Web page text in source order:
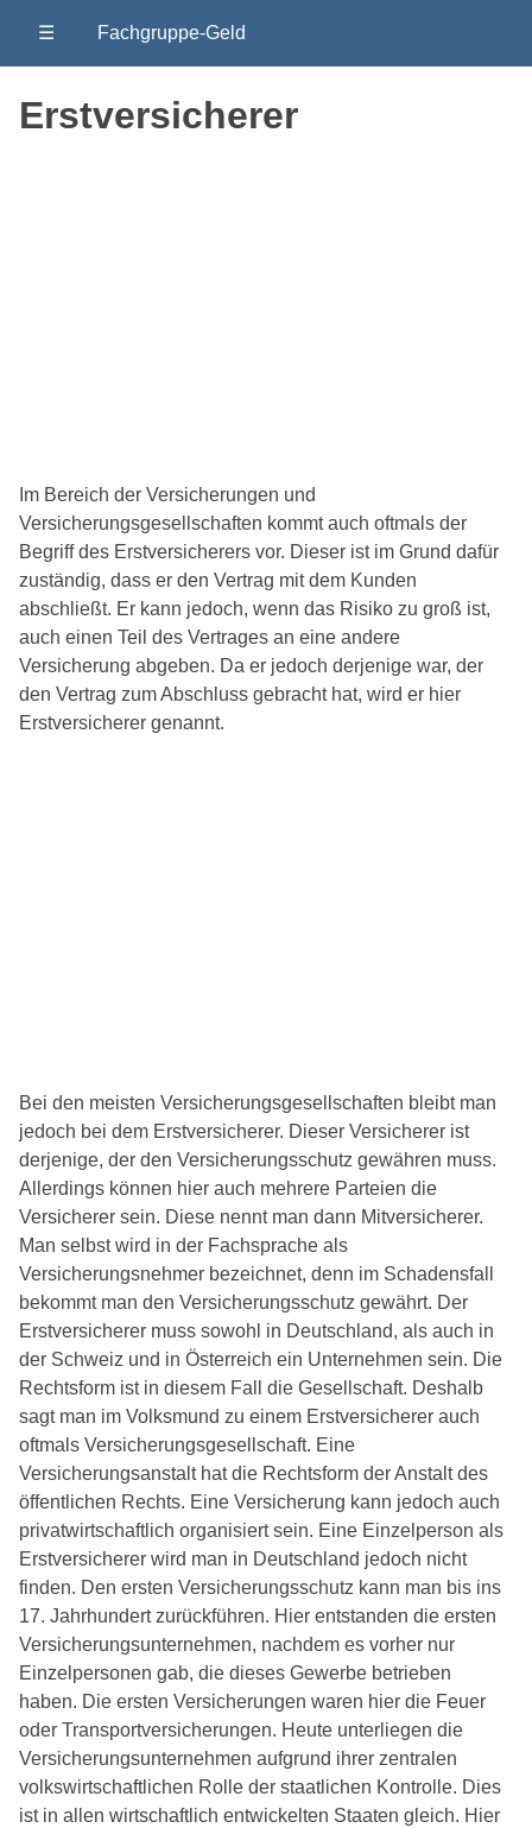
☰ Fachgruppe-Geld
Erstversicherer
Im Bereich der Versicherungen und
Versicherungsgesellschaften kommt auch oftmals der
Begriff des Erstversicherers vor. Dieser ist im Grund dafür
zuständig, dass er den Vertrag mit dem Kunden
abschließt. Er kann jedoch, wenn das Risiko zu groß ist,
auch einen Teil des Vertrages an eine andere
Versicherung abgeben. Da er jedoch derjenige war, der
den Vertrag zum Abschluss gebracht hat, wird er hier
Erstversicherer genannt.
Bei den meisten Versicherungsgesellschaften bleibt man
jedoch bei dem Erstversicherer. Dieser Versicherer ist
derjenige, der den Versicherungsschutz gewähren muss.
Allerdings können hier auch mehrere Parteien die
Versicherer sein. Diese nennt man dann Mitversicherer.
Man selbst wird in der Fachsprache als
Versicherungsnehmer bezeichnet, denn im Schadensfall
bekommt man den Versicherungsschutz gewährt. Der
Erstversicherer muss sowohl in Deutschland, als auch in
der Schweiz und in Österreich ein Unternehmen sein. Die
Rechtsform ist in diesem Fall die Gesellschaft. Deshalb
sagt man im Volksmund zu einem Erstversicherer auch
oftmals Versicherungsgesellschaft. Eine
Versicherungsanstalt hat die Rechtsform der Anstalt des
öffentlichen Rechts. Eine Versicherung kann jedoch auch
privatwirtschaftlich organisiert sein. Eine Einzelperson als
Erstversicherer wird man in Deutschland jedoch nicht
finden. Den ersten Versicherungsschutz kann man bis ins
17. Jahrhundert zurückführen. Hier entstanden die ersten
Versicherungsunternehmen, nachdem es vorher nur
Einzelpersonen gab, die dieses Gewerbe betrieben
haben. Die ersten Versicherungen waren hier die Feuer
oder Transportversicherungen. Heute unterliegen die
Versicherungsunternehmen aufgrund ihrer zentralen
volkswirtschaftlichen Rolle der staatlichen Kontrolle. Dies
ist in allen wirtschaftlich entwickelten Staaten gleich. Hier